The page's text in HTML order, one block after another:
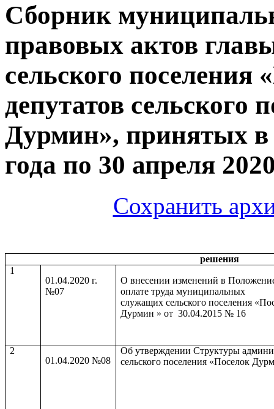
Сборник
правовых актов
сельского
депутатов сельского
Дурмин», принятых в
года по 30 апреля
Сохранить
решения
1
01.04.2020 г.
№07
О внесении изменений в
оплате труда муниципальных
служащих сельского поселения
Дурмин » от 30.04.2015 № 16
2
01.04.2020 №08
Об утверждении Структуры
сельского поселения «Поселок